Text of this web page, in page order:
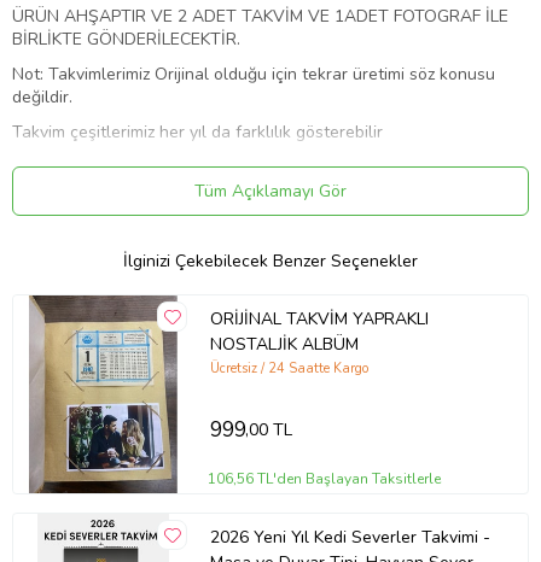
ÜRÜN AHŞAPTIR VE 2 ADET TAKVİM VE 1ADET FOTOGRAF İLE
BİRLİKTE GÖNDERİLECEKTİR.
Not: Takvimlerimiz Orijinal olduğu için tekrar üretimi söz konusu
değildir.
Takvim çeşitlerimiz her yıl da farklılık gösterebilir
ÇERÇEVELERDE DESENLER DEĞİŞEBİLİR ANCAK BU ŞEKİLDE İKİLİ
OCAK 1990) ÖNEMLİ HATIRLATMA: SİPARİŞLERİNİZ SİZE EN HIZLI
ŞEKİLDE ULAŞTIRILMAK AMACIYLA ALINDIĞI AN HAZIRLANIP
KARGOYA VERİLMEYE ÇALIŞILMAKTADIR .
Ürün Kodu:kcm75190999
Tüm Açıklamayı Gör
İlginizi Çekebilecek Benzer Seçenekler
ORİJİNAL TAKVİM YAPRAKLI
NOSTALJİK ALBÜM
Ücretsiz / 24 Saatte Kargo
999,00 TL
106,56 TL'den Başlayan Taksitlerle
2026 Yeni Yıl Kedi Severler Takvimi -